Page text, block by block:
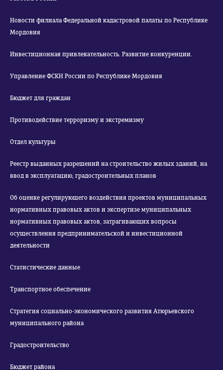
Новости филиала Федеральной кадастровой палаты по Республике
Мордовия
Инвестиционная привлекательность. Развитие конкуренции.
Управление ФСКН России по Республике Мордовия
Бюджет для граждан
Противодействие терроризму и экстремизму
Отдел культуры
Реестр выданных разрешений на строительство жилых зданий, на
ввод в эксплуатацию, градостроительных планов
Об оценке регулирующего воздействия проектов муниципальных
нормативных правовых актов и экспертизе муниципальных
нормативных правовых актов, затрагивающих вопросы
осуществления предпринимательской и инвестиционной
деятельности
Статистические данные
Транспортное обеспечение
Стратегия социально-экономического развития Атюрьевского
муниципального района
Градостроительство
Бюджет района